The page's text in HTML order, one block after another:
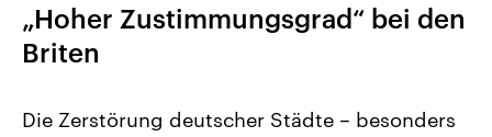
„Hoher Zustimmungsgrad“ bei den
Briten
Die Zerstörung deutscher Städte – besonders